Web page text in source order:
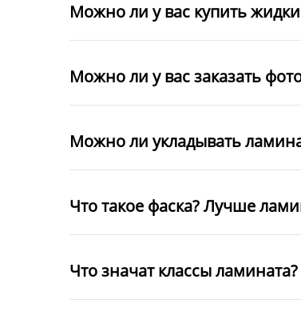
Можно ли у вас купить
Можно ли у вас заказать
Можно ли укладывать
Что такое фаска? Лучше
Что значат классы ламината?